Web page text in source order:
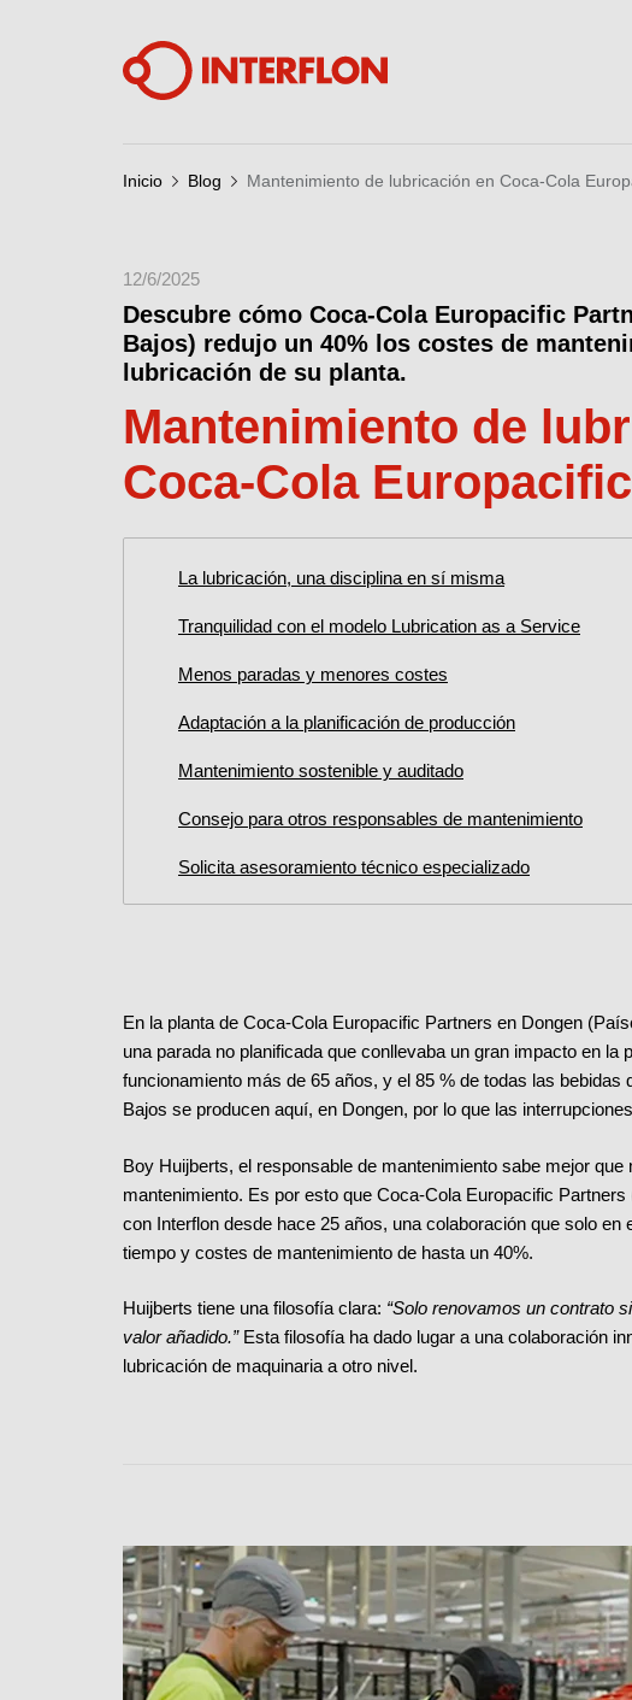
Inicio Blog Mantenimiento de lubricación en Coca-Cola
12/6/2025
Descubre cómo Coca-Cola Europacific
Bajos) redujo un 40% los costes de
lubricación de su planta.
Mantenimiento de
Coca-Cola
La lubricación, una disciplina en sí misma
Tranquilidad con el modelo Lubrication as a Service
Menos paradas y menores costes
Adaptación a la planificación de producción
Mantenimiento sostenible y auditado
Consejo para otros responsables de mantenimiento
Solicita asesoramiento técnico especializado
En la planta de Coca-Cola Europacific Partners en Dongen
una parada no planificada que conllevaba un gran impacto en la
funcionamiento más de 65 años, y el 85 % de todas las
Bajos se producen aquí, en Dongen, por lo que las
Boy Huijberts, el responsable de mantenimiento sabe mejor que
mantenimiento. Es por esto que Coca-Cola Europacific
con Interflon desde hace 25 años, una colaboración que solo en
tiempo y costes de mantenimiento de hasta un 40%.
Huijberts tiene una filosofía clara: “Solo renovamos un contrato
valor añadido.”Esta filosofía ha dado lugar a una colaboración
lubricación de maquinaria a otro nivel.